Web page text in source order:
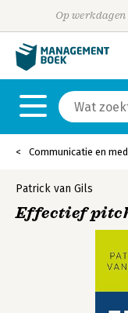
Op
Communicatie en
Patrick van Gils
Effectief